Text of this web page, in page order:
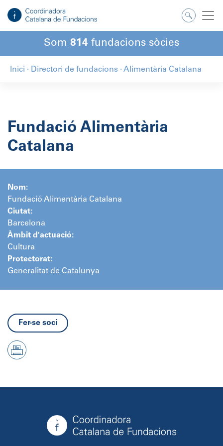
contingut
Som 814 fundacions sòcies
Inici · Directori de fundacions · Alimentària Catalana
Fundació Alimentària
Catalana
Nom:
Fundació Alimentària Catalana
Ciutat:
Barcelona
Àmbit d'actuació:
Cultura
Protectorat:
Generalitat de Catalunya
Fer-se soci